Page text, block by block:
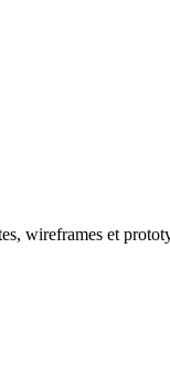
wireframes et